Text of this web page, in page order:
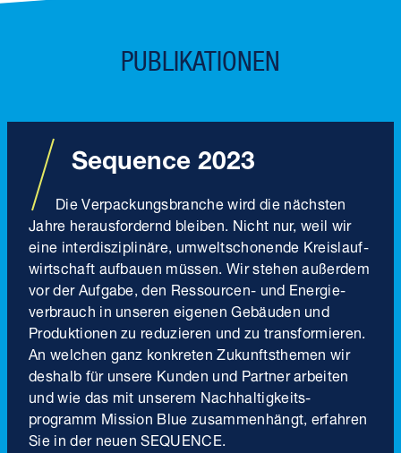
PUBLIKATIONEN
Sequence 2023
Die Verpackungs­branche wird die nächsten
Jahre herausfordernd bleiben. Nicht nur, weil wir
eine inter­disziplinäre, umwelt­schonende Kreis­lauf­
wirtschaft aufbauen müssen. Wir stehen außerdem
vor der Aufgabe, den Ressourcen- und Energie­
verbrauch in unseren eigenen Gebäuden und
Produktionen zu reduzieren und zu transformieren.
An welchen ganz konkreten Zukunfts­themen wir
deshalb für unsere Kunden und Partner arbeiten
und wie das mit unserem Nachhaltigkeits­
programm Mission Blue zusammenhängt, erfahren
Sie in der neuen SEQUENCE.